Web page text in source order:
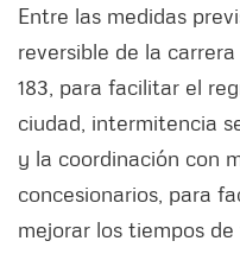
Entre las medidas
reversible de la
183, para facilitar el
ciudad, intermitencia
y la coordinación con
concesionarios, para
mejorar los tiempos de